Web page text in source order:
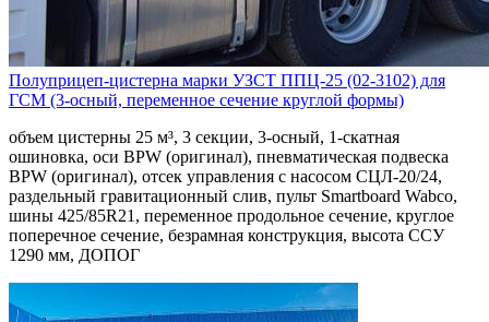
Полуприцеп-цистерна марки УЗСТ ППЦ-25 (02-3102) для
ГСМ (3-осный, переменное сечение круглой формы)
объем цистерны 25 м³, 3 секции, 3-осный, 1-скатная
ошиновка, оси BPW (оригинал), пневматическая подвеска
BPW (оригинал), отсек управления с насосом СЦЛ-20/24,
раздельный гравитационный слив, пульт Smartboard Wabco,
шины 425/85R21, переменное продольное сечение, круглое
поперечное сечение, безрамная конструкция, высота ССУ
1290 мм, ДОПОГ